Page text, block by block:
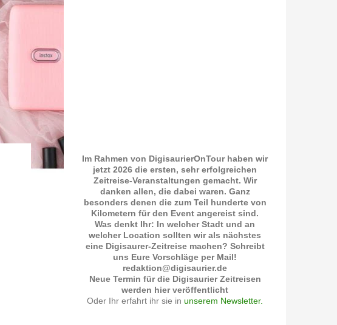
Im Rahmen von DigisaurierOnTour haben wir
jetzt 2026 die ersten, sehr erfolgreichen
Zeitreise-Veranstaltungen gemacht. Wir
danken allen, die dabei waren. Ganz
besonders denen die zum Teil hunderte von
Kilometern für den Event angereist sind.
Was denkt Ihr: In welcher Stadt und an
welcher Location sollten wir als nächstes
eine Digisaurer-Zeitreise machen? Schreibt
uns Eure Vorschläge per Mail!
redaktion@digisaurier.de
Neue Termin für die Digisaurier Zeitreisen
werden hier veröffentlicht
Oder Ihr erfahrt ihr sie in unserem Newsletter.